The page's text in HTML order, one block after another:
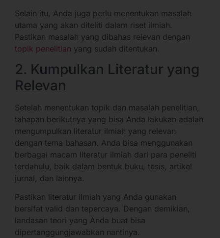
Selain itu, Anda juga perlu menentukan masalah
utama yang akan diteliti dalam riset ilmiah.
Pastikan masalah yang dibahas relevan dengan
topik penelitian yang sudah ditentukan.
2. Kumpulkan Literatur yang
Relevan
Setelah menentukan topik dan masalah penelitian,
tahapan berikutnya yang bisa Anda lakukan adalah
mengumpulkan literatur ilmiah yang relevan
dengan tema bahasan. Anda bisa menggunakan
berbagai macam literatur ilmiah dari para peneliti
terdahulu, baik dalam bentuk buku, tesis, artikel
jurnal, dan lainnya.
Pastikan literatur ilmiah yang Anda gunakan
bersifat valid dan tepercaya. Dengan demikian,
landasan teori yang Anda buat bisa
dipertanggungjawabkan nantinya.